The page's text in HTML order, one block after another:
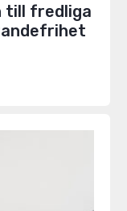
till fredliga